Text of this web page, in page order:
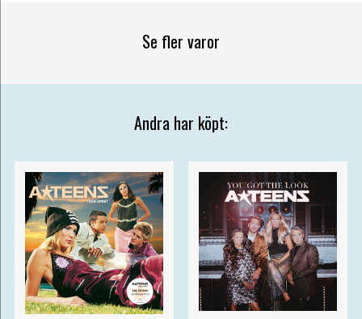
Se fler varor
Andra har köpt: